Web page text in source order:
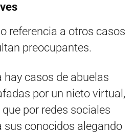
referencia a otros casos
preocupantes.
hay casos de abuelas
por un nieto virtual,
por redes sociales
sus conocidos alegando